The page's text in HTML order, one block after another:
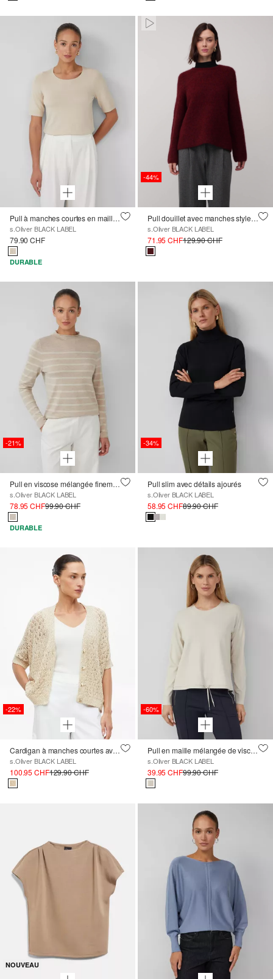
Pull à manches courtes en maille fine avec détails pailletés
s.Oliver BLACK LABEL
79.90 CHF
DURABLE
Paused • Muted
-44%
Pull douillet avec manches style kimono
s.Oliver BLACK LABEL
71.95 CHF129.90 CHF
-21%
Pull en viscose mélangée finement tricoté avec des rayures pailletées
s.Oliver BLACK LABEL
78.95 CHF99.90 CHF
DURABLE
-34%
Pull slim avec détails ajourés
s.Oliver BLACK LABEL
58.95 CHF89.90 CHF
-22%
Cardigan à manches courtes avec motif ajouré
s.Oliver BLACK LABEL
100.95 CHF129.90 CHF
-60%
Pull en maille mélangée de viscose avec col rond et cordon de serrage
s.Oliver BLACK LABEL
39.95 CHF99.90 CHF
NOUVEAU